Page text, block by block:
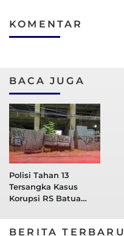
KOMENTAR
BACA JUGA
Polisi Tahan 13
Tersangka Kasus
Korupsi RS Batua
BERITA TERBARU